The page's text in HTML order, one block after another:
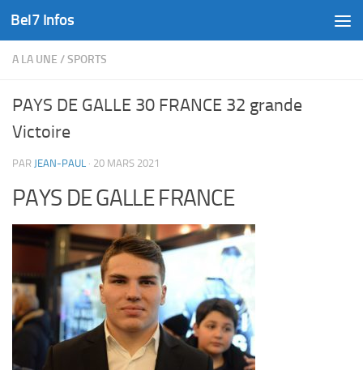
Skip to content
Bel7 Infos
A LA UNE /SPORTS
PAYS DE GALLE 30 FRANCE 32 grande
Victoire
PAR JEAN-PAUL · 20 MARS 2021
PAYS DE GALLE FRANCE